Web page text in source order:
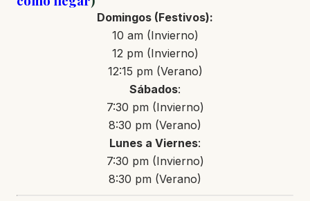
Domingos (Festivos):
10 am (Invierno)
12 pm (Invierno)
12:15 pm (Verano)
Sábados:
7:30 pm (Invierno)
8:30 pm (Verano)
Lunes a Viernes:
7:30 pm (Invierno)
8:30 pm (Verano)